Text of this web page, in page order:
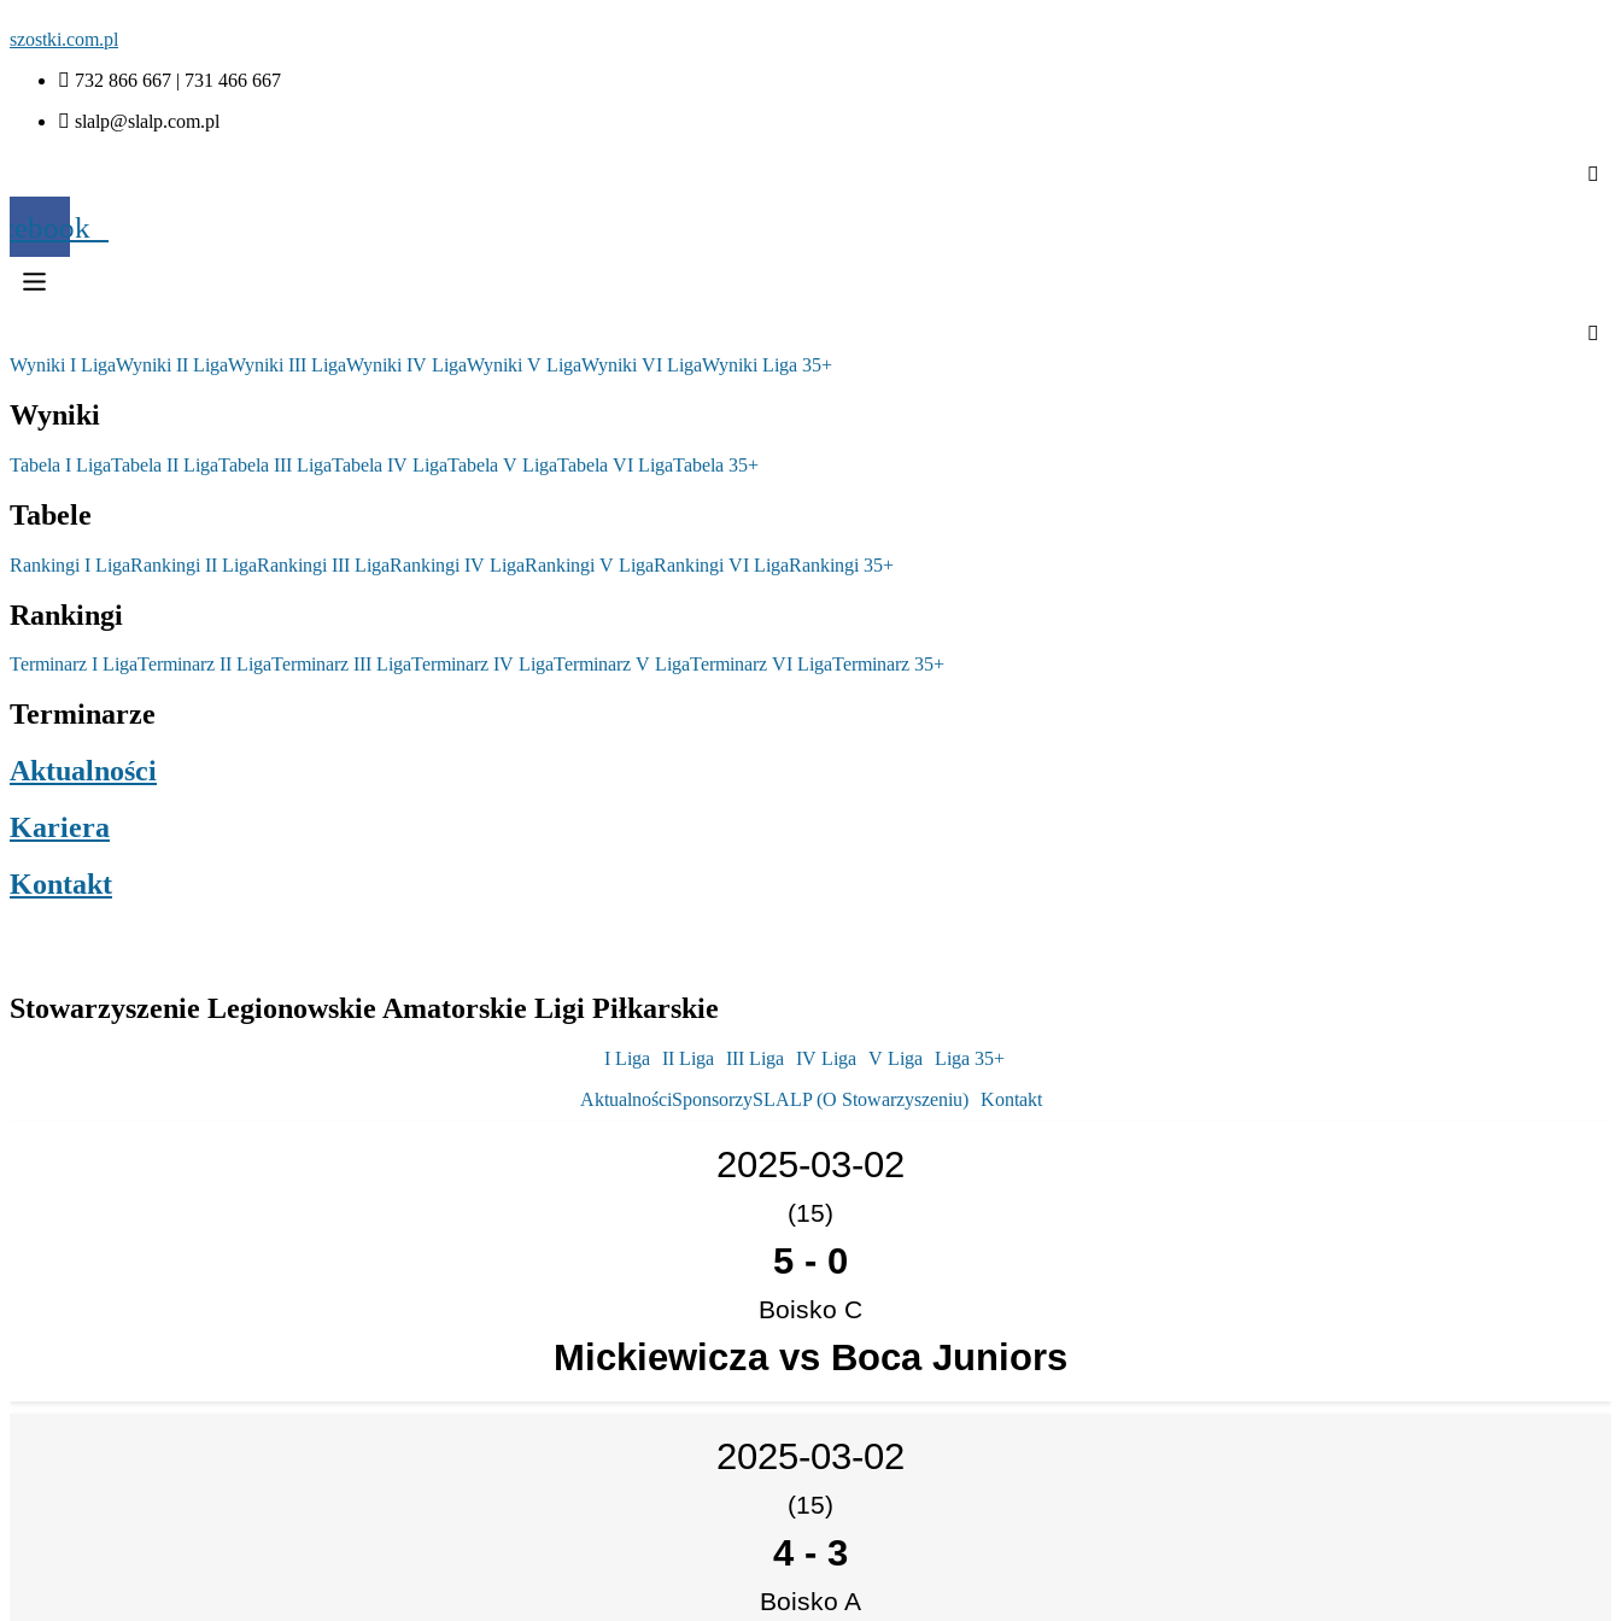
szostki.com.pl
732 866 667 | 731 466 667
slalp@slalp.com.pl
Wyniki I LigaWyniki II LigaWyniki III LigaWyniki IV LigaWyniki V LigaWyniki VI LigaWyniki Liga 35+
Wyniki
Tabela I LigaTabela II LigaTabela III LigaTabela IV LigaTabela V LigaTabela VI LigaTabela 35+
Tabele
Rankingi I LigaRankingi II LigaRankingi III LigaRankingi IV LigaRankingi V LigaRankingi VI LigaRankingi 35+
Rankingi
Terminarz I LigaTerminarz II LigaTerminarz III LigaTerminarz IV LigaTerminarz V LigaTerminarz VI LigaTerminarz 35+
Terminarze
Aktualności
Kariera
Kontakt
Stowarzyszenie Legionowskie Amatorskie Ligi Piłkarskie
I Liga II Liga III Liga IV Liga V Liga
Liga 35+
AktualnościSponsorzySLALP (O Stowarzyszeniu) Kontakt
2025-03-02
(15)
5 - 0
Boisko C
Mickiewicza vs Boca Juniors
2025-03-02
(15)
4 - 3
Boisko A